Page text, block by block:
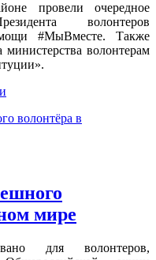
провели очередное
волонтеров
#МыВместе. Также
волонтерам
мире
для волонтеров,